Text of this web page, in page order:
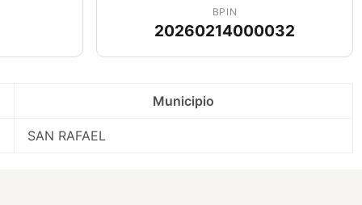
BPIN
20260214000032
Municipio
SAN RAFAEL